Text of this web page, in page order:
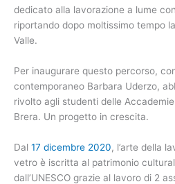
dedicato alla lavorazione a lume
riportando dopo moltissimo tempo
Valle.
Per inaugurare questo percorso,
contemporaneo Barbara Uderzo,
rivolto agli studenti delle
Brera. Un progetto in crescita.
Dal 17 dicembre 2020, l’arte della
vetro è iscritta al patrimonio
dall’UNESCO grazie al lavoro di 2